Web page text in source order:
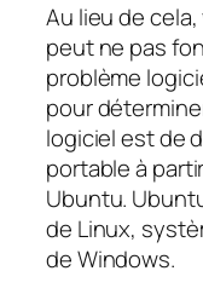
Au lieu de
peut ne pas
problème
pour
logiciel est de
portable à
Ubuntu.
de Linux,
de Windows.